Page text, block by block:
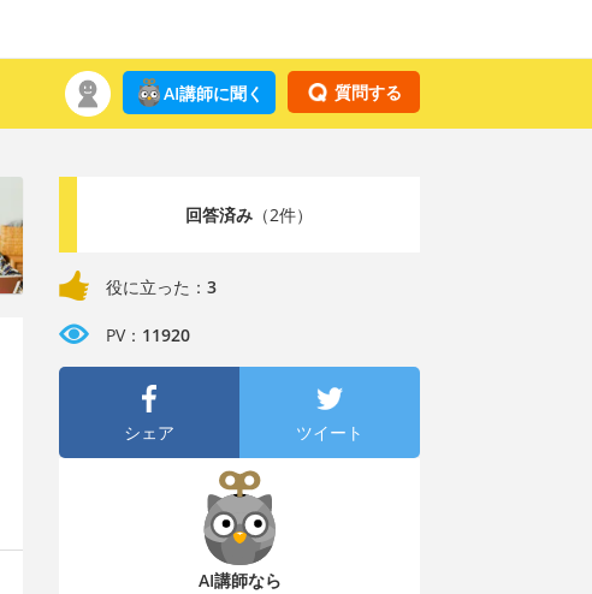
質問する
AI講師に聞く
回答済み（2件）
役に立った： 3
PV： 11920
シェア ツイート
AI講師なら